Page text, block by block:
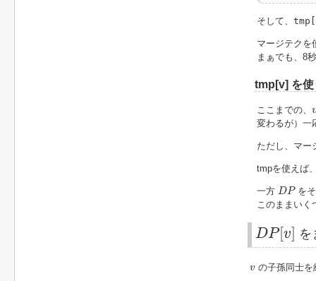
そして、
マージテクを
まぁでも、8
tmp[v] を使
ここまでの、
変わるが）一
ただし、マー
tmpを使えば
一方 DP
DP をそ
このままい
DP[v]
DP[v ] を
v
vの子孫同士を